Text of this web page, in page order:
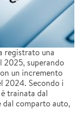
registrato una
2025, superando
un incremento
2024. Secondo i
trainata dal
dal comparto auto,